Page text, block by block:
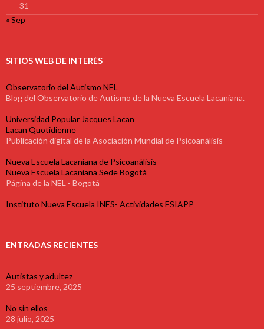
31
« Sep
SITIOS WEB DE INTERÉS
Observatorio del Autismo NEL
Blog del Observatorio de Autismo de la Nueva Escuela Lacaniana.
Universidad Popular Jacques Lacan
Lacan Quotidienne
Publicación digital de la Asociación Mundial de Psicoanálisis
Nueva Escuela Lacaniana de Psicoanálisis
Nueva Escuela Lacaniana Sede Bogotá
Página de la NEL - Bogotá
Instituto Nueva Escuela INES- Actividades ESIAPP
ENTRADAS RECIENTES
Autistas y adultez
25 septiembre, 2025
No sin ellos
28 julio, 2025